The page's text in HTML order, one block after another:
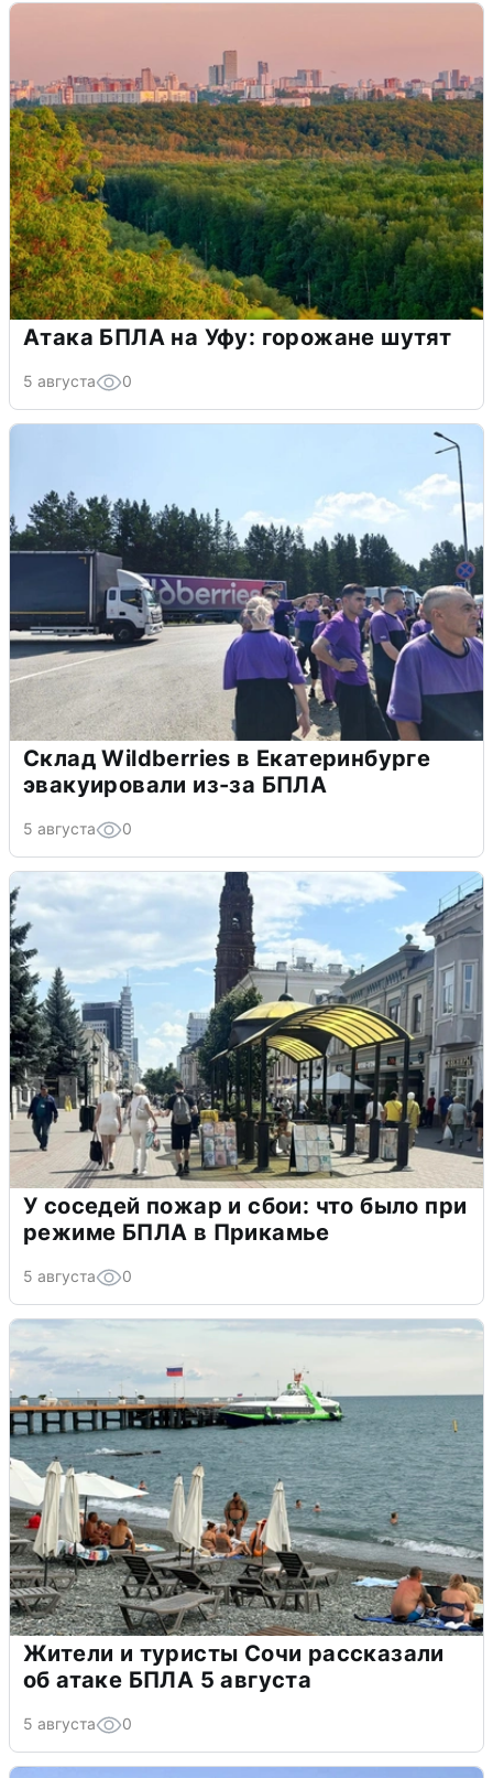
Атака БПЛА на Уфу: горожане шутят
5 августа 0
Склад Wildberries в Екатеринбурге
эвакуировали из-за БПЛА
5 августа 0
У соседей пожар и сбои: что было при
режиме БПЛА в Прикамье
5 августа 0
Жители и туристы Сочи рассказали
об атаке БПЛА 5 августа
5 августа 0